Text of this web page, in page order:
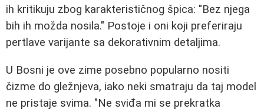
ih kritikuju zbog karakterističnog špica: "Bez njega
bih ih možda nosila." Postoje i oni koji preferiraju
pertlave varijante sa dekorativnim detaljima.
U Bosni je ove zime posebno popularno nositi
čizme do gležnjeva, iako neki smatraju da taj model
ne pristaje svima. "Ne sviđa mi se prekratka